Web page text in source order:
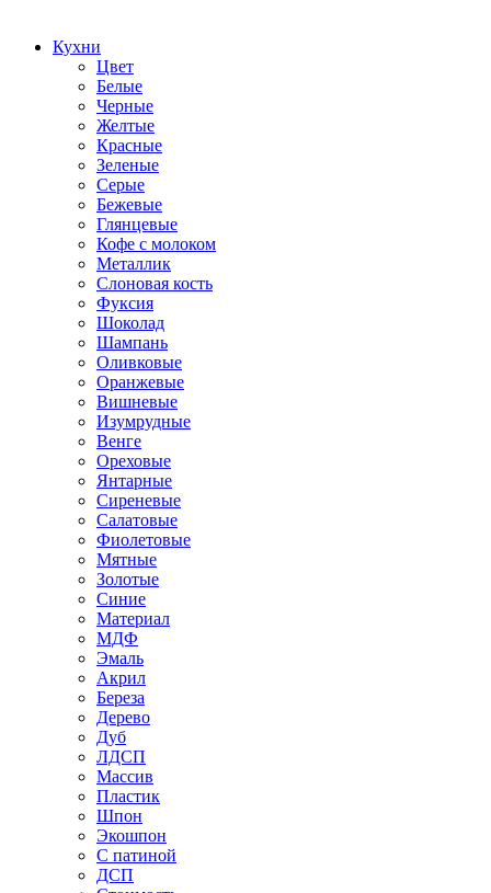
Кухни
Цвет
Белые
Черные
Желтые
Красные
Зеленые
Серые
Бежевые
Глянцевые
Кофе с молоком
Металлик
Слоновая кость
Фуксия
Шоколад
Шампань
Оливковые
Оранжевые
Вишневые
Изумрудные
Венге
Ореховые
Янтарные
Сиреневые
Салатовые
Фиолетовые
Мятные
Золотые
Синие
Материал
МДФ
Эмаль
Акрил
Береза
Дерево
Дуб
ЛДСП
Массив
Пластик
Шпон
Экошпон
С патиной
ДСП